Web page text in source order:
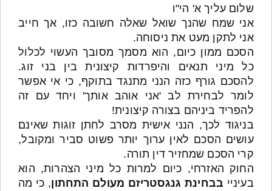
שלום עליך א' הי"ו
אני שמח שהנך שואל שאלה חשובה כזו, אך חייב
אני לתקן מעט את ניסוחה.
הסכם ממון כיום, הוא מסמך מסובך העשוי לכלול
כל מיני תנאים והיפרדות קיצונית בין בני זוג.
להסכם גורף כזה הנני מתנגד בתוקף, כי אי אפשר
לומר לבחירת לב 'אני אוהב אותך' ויחד עם זה
להפריד ביניהם בצורה קיצונית!
בניגוד לכך, הנני אישית מסרב לחתן זוגות שאינם
עושים הסכם לאין ערוך יותר פשוט סביר ומקובל,
קרי הסכם שמחזיר דין תורה.
החוק האזרחי, כיום למרות כל מיני הצהרות, הוא
בעיניי בבחינת גנגסטריזם מעולם התחתון, כי מה